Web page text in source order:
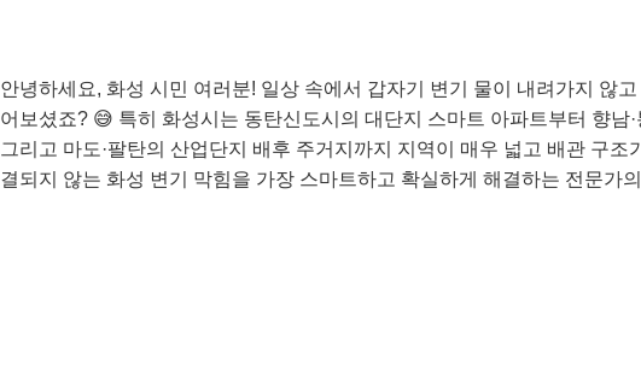
안녕하세요, 화성 시민 여러분! 일상 속에서 갑자기 변기 물이 내려가지 않
어보셨죠? 😅 특히 화성시는 동탄신도시의 대단지 스마트 아파트부터 향남
그리고 마도·팔탄의 산업단지 배후 주거지까지 지역이 매우 넓고 배관 구조
결되지 않는 화성 변기 막힘을 가장 스마트하고 확실하게 해결하는 전문가